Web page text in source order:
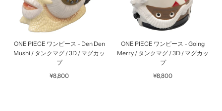
ONE PIECE ワンピース - Den Den
Mushi / タンクマグ / 3D / マグカッ
プ
¥8,800
ONE PIECE ワンピース - Going
Merry / タンクマグ / 3D / マグカッ
プ
¥8,800